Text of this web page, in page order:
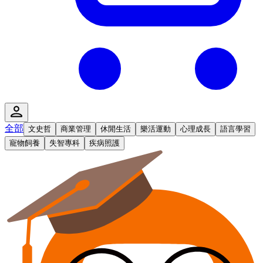
全部 文史哲 商業管理 休閒生活 樂活運動 心理成長
語言學習
寵物飼養
失智專科 疾病照護